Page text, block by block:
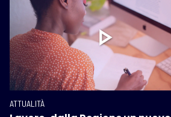
ATTUALITÀ